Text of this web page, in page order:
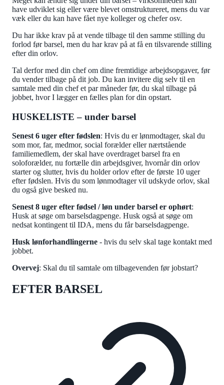
have udviklet sig eller være blevet omstruktureret, mens du var
væk eller du kan have fået nye kolleger og chefer osv.
Du har ikke krav på at vende tilbage til den samme stilling du
forlod før barsel, men du har krav på at få en tilsvarende stilling
efter din orlov.
Tal derfor med din chef om dine fremtidige arbejdsopgaver, før
du vender tilbage på dit job. Du kan invitere dig selv til en
samtale med din chef et par måneder før, du skal tilbage på
jobbet, hvor I lægger en fælles plan for din opstart.
HUSKELISTE – under barsel
Senest 6 uger efter fødslen: Hvis du er lønmodtager, skal du
som mor, far, medmor, social forælder eller nærtstående
familiemedlem, der skal have overdraget barsel fra en
soloforælder, nu fortælle din arbejdsgiver, hvornår din orlov
starter og slutter, hvis du holder orlov efter de første 10 uger
efter fødslen. Hvis du som lønmodtager vil udskyde orlov, skal
du også give besked nu.
Senest 8 uger efter fødsel / løn under barsel er ophørt:
Husk at søge om barselsdagpenge. Husk også at søge om
nedsat kontingent til IDA, mens du får barselsdagpenge.
Husk lønforhandlingerne - hvis du selv skal tage kontakt med
jobbet.
Overvej: Skal du til samtale om tilbagevenden før jobstart?
EFTER BARSEL